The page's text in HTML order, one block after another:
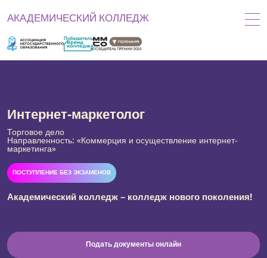
АКАДЕМИЧЕСКИЙ КОЛЛЕДЖ
Интернет-маркетолог
Торговое дело
Направленность: «Коммерция и осуществление интернет-
маркетинга»
ПОСТУПЛЕНИЕ БЕЗ ЭКЗАМЕНОВ
Академический колледж – колледж нового поколения!
Подать документы онлайн